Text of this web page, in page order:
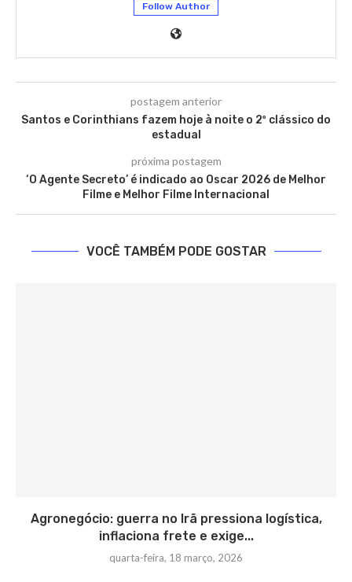
Follow Author
postagem anterior
Santos e Corinthians fazem hoje à noite o 2º clássico do
estadual
próxima postagem
‘O Agente Secreto’ é indicado ao Oscar 2026 de Melhor
Filme e Melhor Filme Internacional
VOCÊ TAMBÉM PODE GOSTAR
Agronegócio: guerra no Irã pressiona logística,
inflaciona frete e exige...
quarta-feira, 18 março, 2026